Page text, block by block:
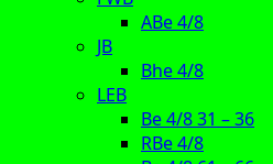
ABe 4/8
JB
Bhe 4/8
LEB
Be 4/8 31 – 36
RBe 4/8